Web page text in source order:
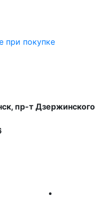
при покупке
пр-т Дзержинского